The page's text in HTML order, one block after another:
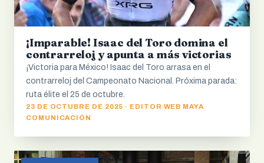
¡Imparable! Isaac del Toro domina el
contrarreloj y apunta a más victorias
¡Victoria para México! Isaac del Toro arrasa en el
contrarreloj del Campeonato Nacional. Próxima parada:
ruta élite el 25 de octubre.
23 DE OCTUBRE DE 2025 · EDITOR WEB MAYA
COMUNICACIÓN